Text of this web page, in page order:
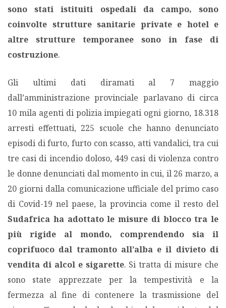
AUTORI
sono stati istituiti ospedali da campo, sono
coinvolte strutture sanitarie private e hotel e
altre strutture temporanee sono in fase di
costruzione.
Gli ultimi dati diramati al 7 maggio
dall’amministrazione provinciale parlavano di circa
10 mila agenti di polizia impiegati ogni giorno, 18.318
arresti effettuati, 225 scuole che hanno denunciato
episodi di furto, furto con scasso, atti vandalici, tra cui
tre casi di incendio doloso, 449 casi di violenza contro
le donne denunciati dal momento in cui, il 26 marzo, a
20 giorni dalla comunicazione ufficiale del primo caso
di Covid-19 nel paese, la provincia come il resto del
Sudafrica ha adottato le misure di blocco tra le
più rigide al mondo, comprendendo sia il
coprifuoco dal tramonto all’alba e il divieto di
vendita di alcol e sigarette. Si tratta di misure che
sono state apprezzate per la tempestività e la
fermezza al fine di contenere la trasmissione del